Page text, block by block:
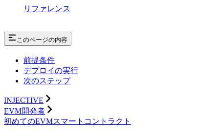
リファレンス
このページの内容
前提条件
デプロイの実行
次のステップ
INJECTIVE
EVM開発者
初めてのEVMスマートコントラクト